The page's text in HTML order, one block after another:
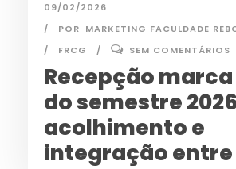
09/02/2026
POR MARKETING FACULDADE
FRCG
SEM COMENTÁRIOS
Recepção
do semestre
acolhimento e
integração